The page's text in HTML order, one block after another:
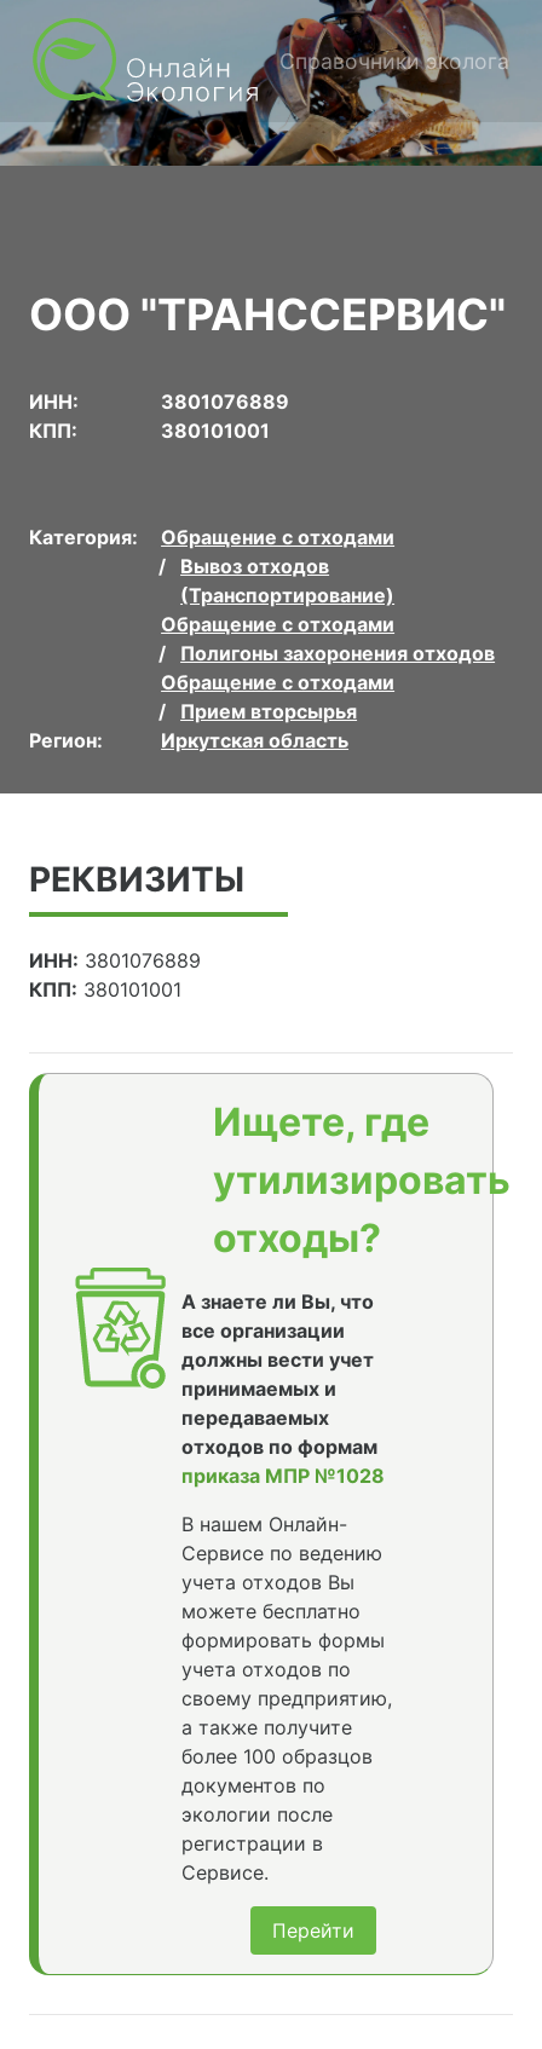
Справочники эколога
ООО "ТРАНССЕРВИС"
ИНН:
3801076889
КПП:
380101001
Категория:
Обращение с отходами
Вывоз отходов
(Транспортирование)
Обращение с отходами
Полигоны захоронения отходов
Обращение с отходами
Прием вторсырья
Регион:
Иркутская область
РЕКВИЗИТЫ
ИНН: 3801076889
КПП: 380101001
Ищете, где
утилизировать
отходы?
А знаете ли Вы, что
все организации
должны вести учет
принимаемых и
передаваемых
отходов по формам
приказа МПР №1028
В нашем Онлайн-
Сервисе по ведению
учета отходов Вы
можете бесплатно
формировать формы
учета отходов по
своему предприятию,
а также получите
более 100 образцов
документов по
экологии после
регистрации в
Сервисе.
Перейти